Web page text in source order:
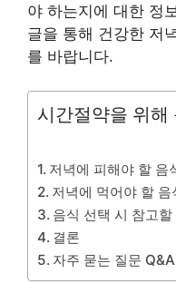
야 하는지에 대한 정
글을 통해 건강한 저
를 바랍니다.
시간절약을 위해
저녁에 피해야 할 음
저녁에 먹어야 할 음
음식 선택 시 참고할
결론
자주 묻는 질문 Q&A